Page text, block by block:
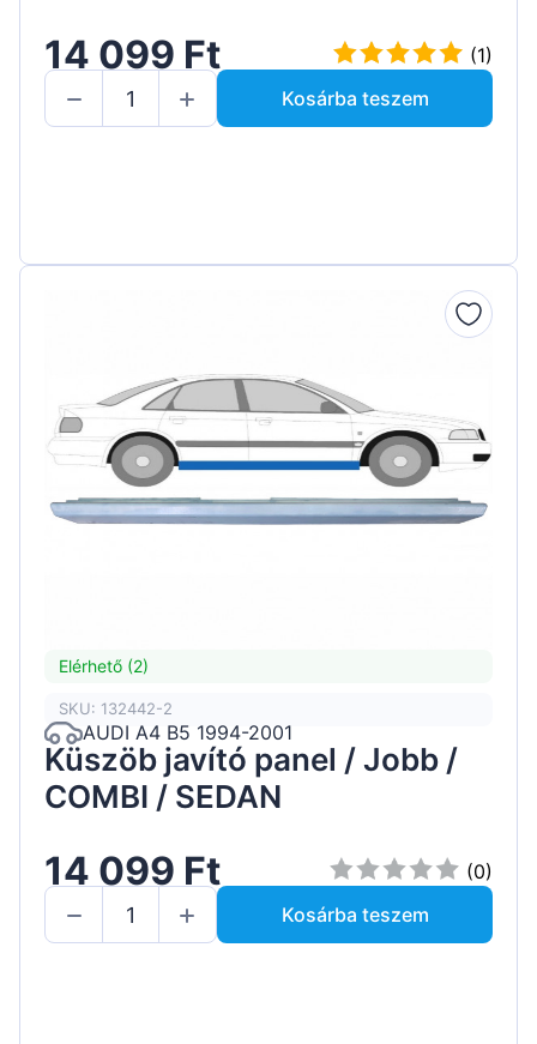
14 099 Ft
(1)
Kosárba teszem
Elérhető (2)
SKU: 132442-2
AUDI A4 B5 1994-2001
Küszöb javító panel / Jobb /
COMBI / SEDAN
14 099 Ft
(0)
Kosárba teszem